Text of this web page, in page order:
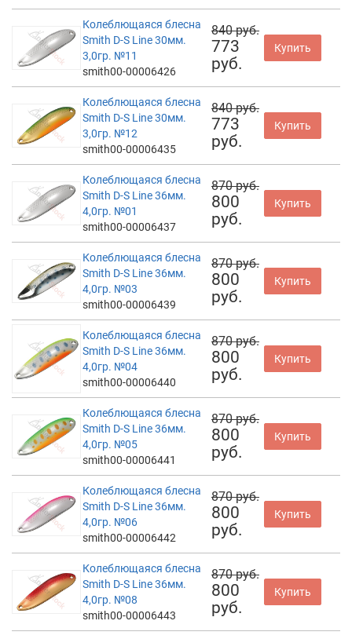
Колеблющаяся блесна
Smith D-S Line 30мм.
3,0гр. №11
smith00-00006426
840 руб.
773
руб.
Купить
Колеблющаяся блесна
Smith D-S Line 30мм.
3,0гр. №12
smith00-00006435
840 руб.
773
руб.
Купить
Колеблющаяся блесна
Smith D-S Line 36мм.
4,0гр. №01
smith00-00006437
870 руб.
800
руб.
Купить
Колеблющаяся блесна
Smith D-S Line 36мм.
4,0гр. №03
smith00-00006439
870 руб.
800
руб.
Купить
Колеблющаяся блесна
Smith D-S Line 36мм.
4,0гр. №04
smith00-00006440
870 руб.
800
руб.
Купить
Колеблющаяся блесна
Smith D-S Line 36мм.
4,0гр. №05
smith00-00006441
870 руб.
800
руб.
Купить
Колеблющаяся блесна
Smith D-S Line 36мм.
4,0гр. №06
smith00-00006442
870 руб.
800
руб.
Купить
Колеблющаяся блесна
Smith D-S Line 36мм.
4,0гр. №08
smith00-00006443
870 руб.
800
руб.
Купить